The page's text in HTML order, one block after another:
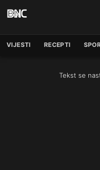
VIJESTI RECEPTI
Tekst se